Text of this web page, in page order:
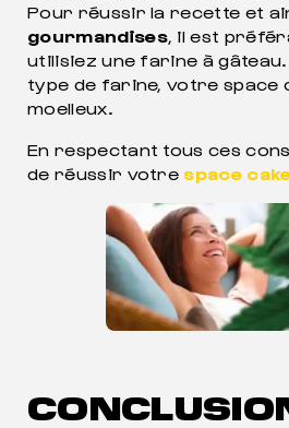
Pour réussir la recette et
gourmandises, il est
utilisiez une farine à
type de farine, votre space
moelleux.
En respectant tous ces
de réussir votre space